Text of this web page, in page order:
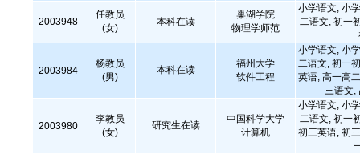
2003948
任教员
(女)
本科在读
巢湖学院
物理学师范
小学语文, 小
二语文, 初一
2003984
杨教员
(男)
本科在读
福州大学
软件工程
小学语文, 小
二语文, 初一
英语, 高一高
三语文,
2003980
李教员
(女)
研究生在读
中国科学大学
计算机
小学语文, 小
二语文, 初一
初三英语, 初